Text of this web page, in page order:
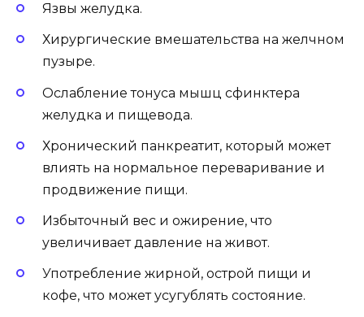
Язвы желудка.
Хирургические вмешательства на желчном
пузыре.
Ослабление тонуса мышц сфинктера
желудка и пищевода.
Хронический панкреатит, который может
влиять на нормальное переваривание и
продвижение пищи.
Избыточный вес и ожирение, что
увеличивает давление на живот.
Употребление жирной, острой пищи и
кофе, что может усугублять состояние.